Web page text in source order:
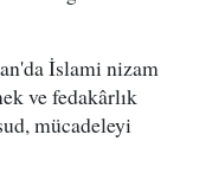
İslami nizam
ve fedakârlık
mücadeleyi